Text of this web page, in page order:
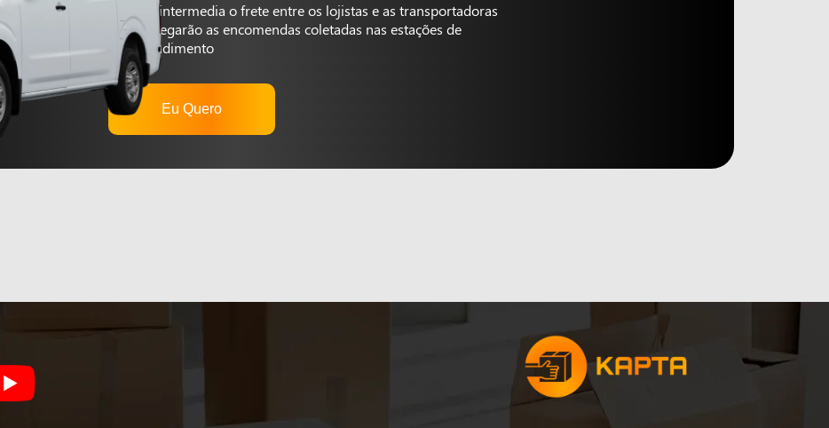
A Kapta intermedia o frete entre os lojistas e as transportadoras
que entregarão as encomendas coletadas nas estações de
autoatendimento
Eu Quero